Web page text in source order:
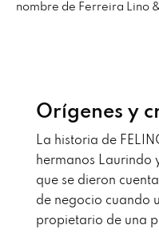
nombre de Ferreira Lino
Orígenes y
La historia de
hermanos Laurindo
que se dieron
de negocio cuando
propietario de una